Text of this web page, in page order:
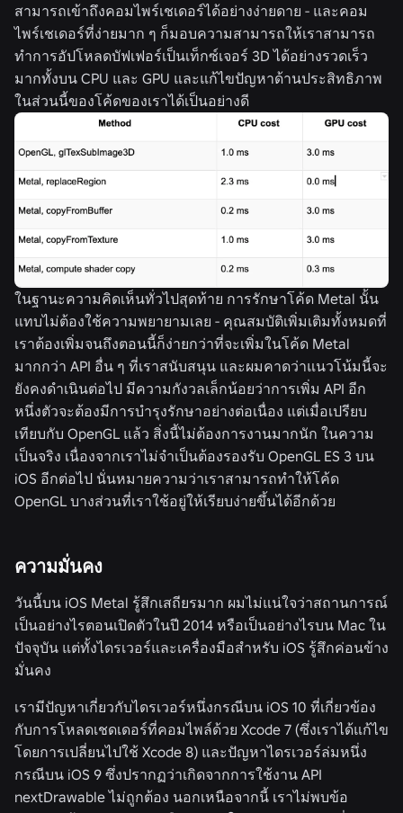
สามารถเข้าถึงคอมไพร์เชเดอร์ได้อย่างง่ายดาย - และคอม
ไพร์เชเดอร์ที่ง่ายมาก ๆ ก็มอบความสามารถให้เราสามารถ
ทำการอัปโหลดบัฟเฟอร์เป็นเท็กซ์เจอร์ 3D ได้อย่างรวดเร็ว
มากทั้งบน CPU และ GPU และแก้ไขปัญหาด้านประสิทธิภาพ
ในส่วนนี้ของโค้ดของเราได้เป็นอย่างดี
ในฐานะความคิดเห็นทั่วไปสุดท้าย การรักษาโค้ด Metal นั้น
แทบไม่ต้องใช้ความพยายามเลย - คุณสมบัติเพิ่มเติมทั้งหมดที่
เราต้องเพิ่มจนถึงตอนนี้ก็ง่ายกว่าที่จะเพิ่มในโค้ด Metal
มากกว่า API อื่น ๆ ที่เราสนับสนุน และผมคาดว่าแนวโน้มนี้จะ
ยังคงดำเนินต่อไป มีความกังวลเล็กน้อยว่าการเพิ่ม API อีก
หนึ่งตัวจะต้องมีการบำรุงรักษาอย่างต่อเนื่อง แต่เมื่อเปรียบ
เทียบกับ OpenGL แล้ว สิ่งนี้ไม่ต้องการงานมากนัก ในความ
เป็นจริง เนื่องจากเราไม่จำเป็นต้องรองรับ OpenGL ES 3 บน
iOS อีกต่อไป นั่นหมายความว่าเราสามารถทำให้โค้ด
OpenGL บางส่วนที่เราใช้อยู่ให้เรียบง่ายขึ้นได้อีกด้วย
ความมั่นคง
วันนี้บน iOS Metal รู้สึกเสถียรมาก ผมไม่แน่ใจว่าสถานการณ์
เป็นอย่างไรตอนเปิดตัวในปี 2014 หรือเป็นอย่างไรบน Mac ใน
ปัจจุบัน แต่ทั้งไดรเวอร์และเครื่องมือสำหรับ iOS รู้สึกค่อนข้าง
มั่นคง
เรามีปัญหาเกี่ยวกับไดรเวอร์หนึ่งกรณีบน iOS 10 ที่เกี่ยวข้อง
กับการโหลดเชดเดอร์ที่คอมไพล์ด้วย Xcode 7 (ซึ่งเราได้แก้ไข
โดยการเปลี่ยนไปใช้ Xcode 8) และปัญหาไดรเวอร์ล่มหนึ่ง
กรณีบน iOS 9 ซึ่งปรากฏว่าเกิดจากการใช้งาน API
nextDrawable ไม่ถูกต้อง นอกเหนือจากนี้ เราไม่พบข้อ